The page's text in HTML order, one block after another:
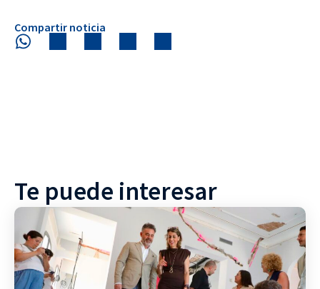
Compartir noticia
Te puede interesar